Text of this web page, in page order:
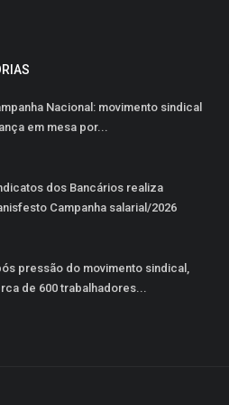
Nacional: movimento sindical
em mesa por...
dos Bancários realiza
Campanha salarial/2026
pressão do movimento sindical,
de 600 trabalhadores...